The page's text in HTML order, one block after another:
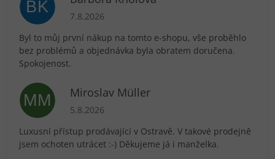
BK Hodnocení obchodu je 5 z 5 hvězdiček.
7.8.2026
Byl to můj první nákup na tomto e-shopu, vše proběhlo
bez problémů a objednávka byla obratem doručena.
Spokojenost.
MM Miroslav Müller
Hodnocení obchodu je 5 z 5 hvězdiček.
5.8.2026
Luxusní přístup prodávající v Ostravě. V takové prodejně
jsem ochoten utrácet :-) Děkujeme já i manželka.